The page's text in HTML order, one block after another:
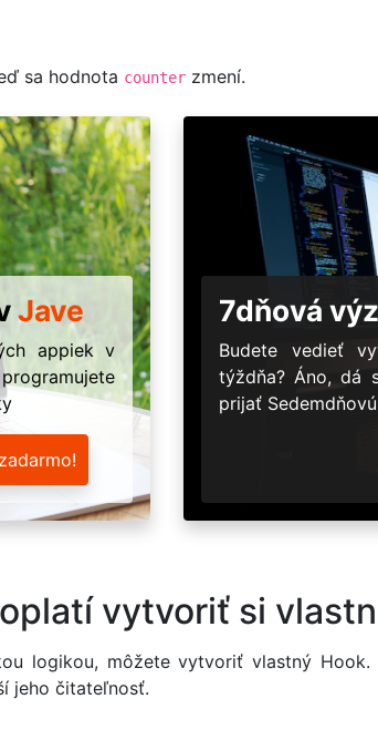
sa hodnota counter zmení.
Jave
appiek v
7dňová
Budete vedieť
týždňa? Áno, dá
prijať
vytvoriť si
logikou, môžete vytvoriť vlastný
jeho čitateľnosť.